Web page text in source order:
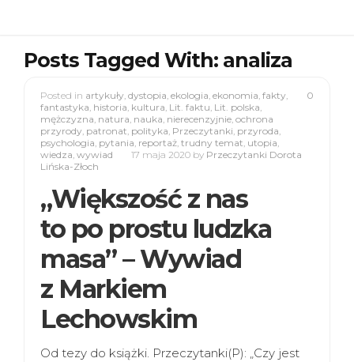
Posts Tagged With: analiza
0
Posted in artykuły, dystopia, ekologia, ekonomia, fakty,
fantastyka, historia, kultura, Lit. faktu, Lit. polska,
mężczyzna, natura, nauka, nierecenzyjnie, ochrona
przyrody, patronat, polityka, Przeczytanki, przyroda,
psychologia, pytania, reportaż, trudny temat, utopia,
wiedza, wywiad 17 maja 2020 by Przeczytanki Dorota
Lińska-Złoch
„Większość z nas
to po prostu ludzka
masa” – Wywiad
z Markiem
Lechowskim
Od tezy do książki. Przeczytanki(P): „Czy jest